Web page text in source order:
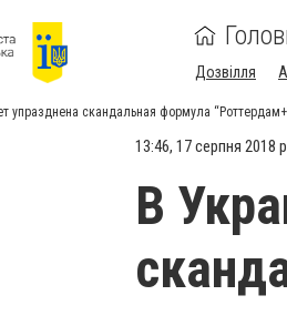
Дозвілля
упразднена скандальная формула
13:46, 17 серпня 2018
В